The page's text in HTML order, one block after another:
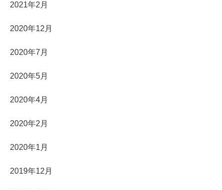
2021年2月
2020年12月
2020年7月
2020年5月
2020年4月
2020年2月
2020年1月
2019年12月